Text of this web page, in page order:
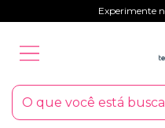
Experimente